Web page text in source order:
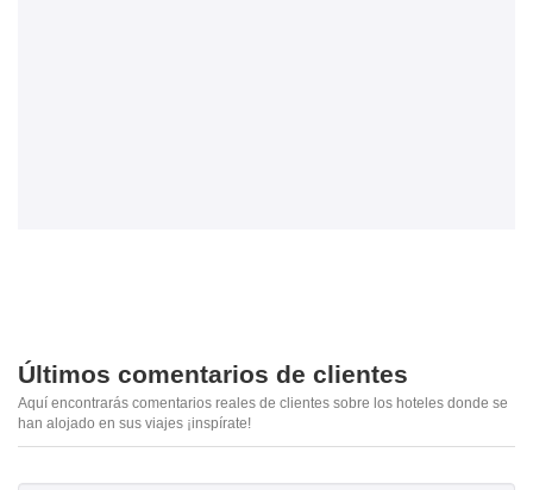
Últimos comentarios de clientes
Aquí encontrarás comentarios reales de clientes sobre los hoteles donde se
han alojado en sus viajes ¡inspírate!